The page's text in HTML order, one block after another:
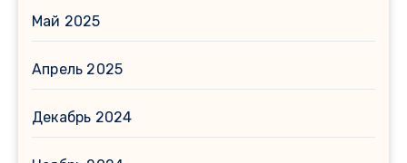
Май 2025
Апрель 2025
Декабрь 2024